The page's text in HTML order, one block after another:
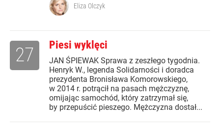
Eliza Olczyk
Piesi wyklęci
JAN ŚPIEWAK Sprawa z zeszłego tygodnia.
Henryk W., legenda Solidarności i doradca
prezydenta Bronisława Komorowskiego,
w 2014 r. potrącił na pasach mężczyznę,
omijając samochód, który zatrzymał się,
by przepuścić pieszego. Mężczyzna dostał...
27